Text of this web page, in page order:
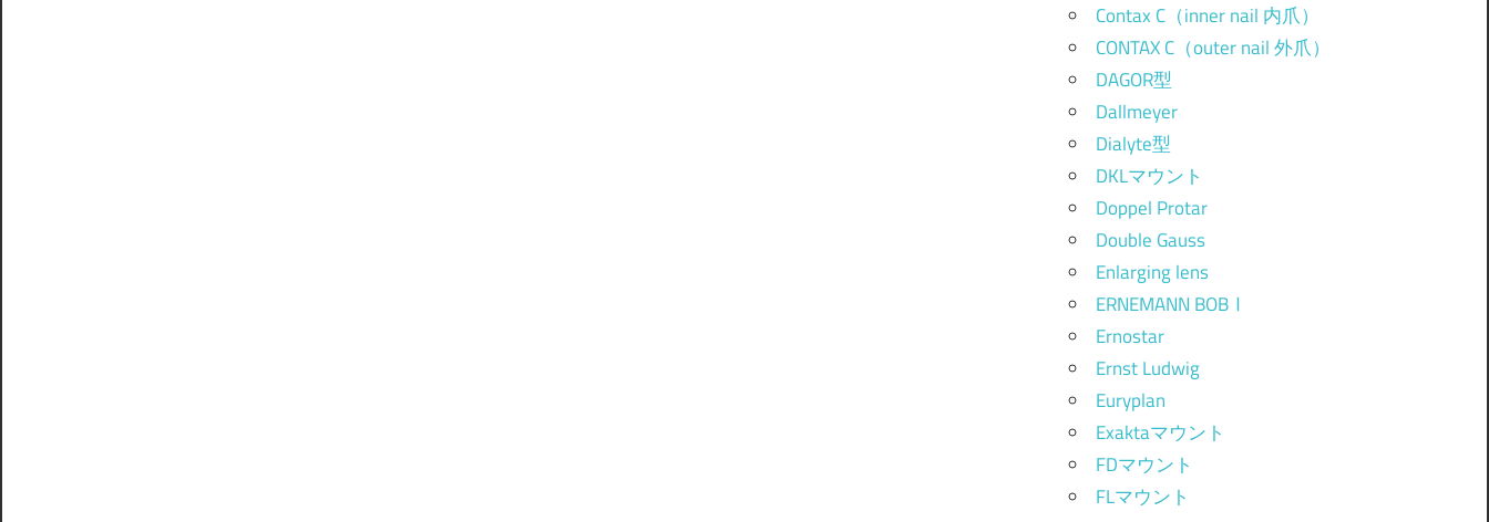
Contax C（inner nail 内爪）
CONTAX C（outer nail 外爪）
DAGOR型
Dallmeyer
Dialyte型
DKLマウント
Doppel Protar
Double Gauss
Enlarging lens
ERNEMANN BOBⅠ
Ernostar
Ernst Ludwig
Euryplan
Exaktaマウント
FDマウント
FLマウント